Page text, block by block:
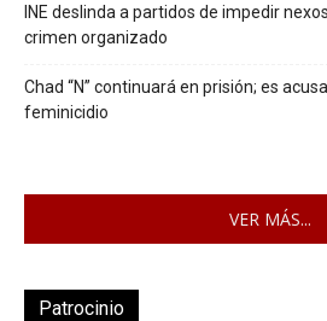
INE deslinda a partidos de impedir
crimen organizado
Chad “N” continuará en prisión; es
feminicidio
VER MÁS...
Patrocinio